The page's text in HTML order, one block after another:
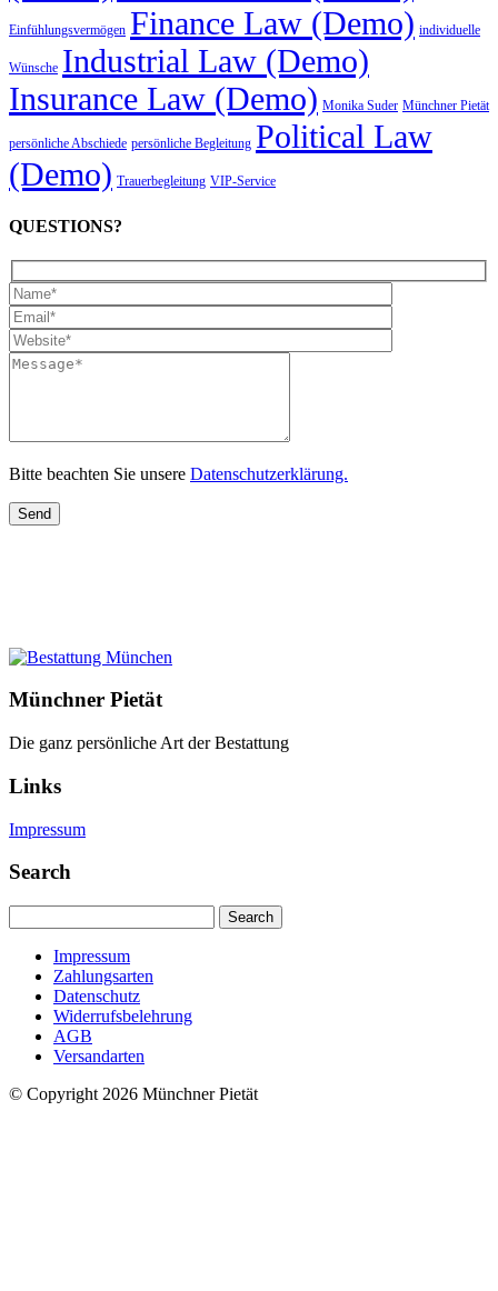
Einfühlungsvermögen Finance Law (Demo) individuelle
Wünsche Industrial Law (Demo)
Insurance Law (Demo) Monika Suder Münchner Pietät
persönliche Abschiede persönliche Begleitung Political Law
(Demo) Trauerbegleitung VIP-Service
QUESTIONS?
Hidden
fields
Bitte beachten Sie unsere Datenschutzerklärung.
Münchner Pietät
Die ganz persönliche Art der Bestattung
Links
Impressum
Search
Search
Impressum
Zahlungsarten
Datenschutz
Widerrufsbelehrung
AGB
Versandarten
© Copyright 2026 Münchner Pietät